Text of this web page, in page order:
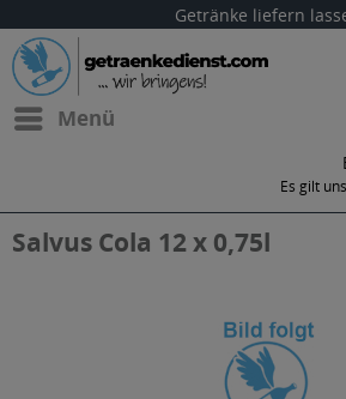
Getränke liefern
Menü
Es gilt
Salvus Cola 12 x 0,75l